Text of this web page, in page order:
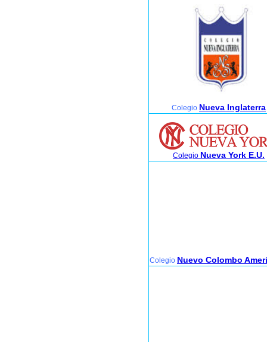
Colegio Nueva Inglaterra
Colegio Nueva York E.U.
Colegio Nuevo Colombo